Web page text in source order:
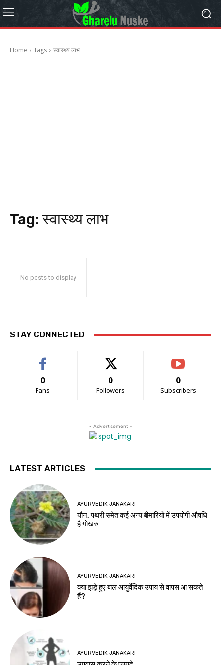
Home Tags स्वास्थ्य लाभ
Tag:स्वास्थ्य लाभ
No posts to display
STAY CONNECTED
0
Fans
0
Followers
0
Subscribers
- Advertisement -
LATEST ARTICLES
AYURVEDIK JANAKARI
यौन, पथरी समेत कई अन्य बीमारियों में उपयोगी औषधि
है गोखरु
AYURVEDIK JANAKARI
क्या झड़े हुए बाल आयुर्वेदिक उपाय से वापस आ सकते
हैं?
AYURVEDIK JANAKARI